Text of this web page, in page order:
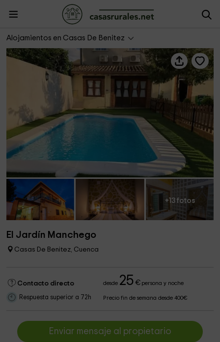
Alojamientos en Casas De Benitez
El Jardín Manchego
+13 fotos
El Jardín Manchego
Casas De Benitez, Cuenca
Contacto directo desde 25 €persona y noche
Respuesta superior a 72h Precio fin de semana desde 400€
Enviar mensaje al propietario